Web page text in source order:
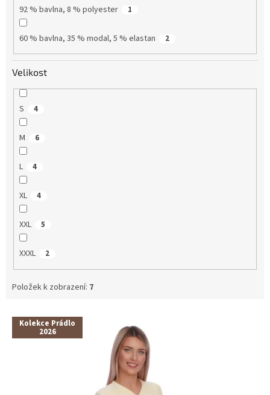
92 % bavlna, 8 % polyester 1
60 % bavlna, 35 % modal, 5 % elastan 2
Velikost
S 4
M 6
L 4
XL 4
XXL 5
XXXL 2
Položek k zobrazení: 7
V
p
Kolekce Prádlo
2026